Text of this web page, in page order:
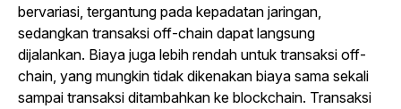
bervariasi, tergantung pada kepadatan jaringan,
sedangkan transaksi off-chain dapat langsung
dijalankan. Biaya juga lebih rendah untuk transaksi off-
chain, yang mungkin tidak dikenakan biaya sama sekali
sampai transaksi ditambahkan ke blockchain. Transaksi